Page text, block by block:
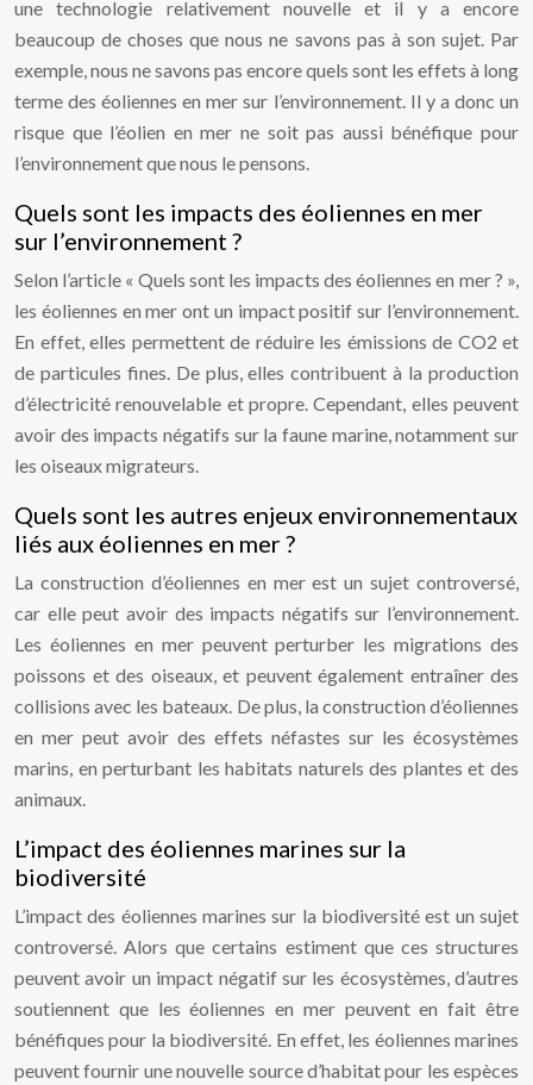
une technologie relativement nouvelle et il y a encore
beaucoup de choses que nous ne savons pas à son sujet. Par
exemple, nous ne savons pas encore quels sont les effets à long
terme des éoliennes en mer sur l’environnement. Il y a donc un
risque que l’éolien en mer ne soit pas aussi bénéfique pour
l’environnement que nous le pensons.
Quels sont les impacts des éoliennes en mer
sur l’environnement ?
Selon l’article « Quels sont les impacts des éoliennes en mer ? »,
les éoliennes en mer ont un impact positif sur l’environnement.
En effet, elles permettent de réduire les émissions de CO2 et
de particules fines. De plus, elles contribuent à la production
d’électricité renouvelable et propre. Cependant, elles peuvent
avoir des impacts négatifs sur la faune marine, notamment sur
les oiseaux migrateurs.
Quels sont les autres enjeux environnementaux
liés aux éoliennes en mer ?
La construction d’éoliennes en mer est un sujet controversé,
car elle peut avoir des impacts négatifs sur l’environnement.
Les éoliennes en mer peuvent perturber les migrations des
poissons et des oiseaux, et peuvent également entraîner des
collisions avec les bateaux. De plus, la construction d’éoliennes
en mer peut avoir des effets néfastes sur les écosystèmes
marins, en perturbant les habitats naturels des plantes et des
animaux.
L’impact des éoliennes marines sur la
biodiversité
L’impact des éoliennes marines sur la biodiversité est un sujet
controversé. Alors que certains estiment que ces structures
peuvent avoir un impact négatif sur les écosystèmes, d’autres
soutiennent que les éoliennes en mer peuvent en fait être
bénéfiques pour la biodiversité. En effet, les éoliennes marines
peuvent fournir une nouvelle source d’habitat pour les espèces